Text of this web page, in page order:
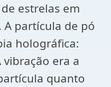
estrelas em
A partícula de pó
holográfica:
era a
quanto